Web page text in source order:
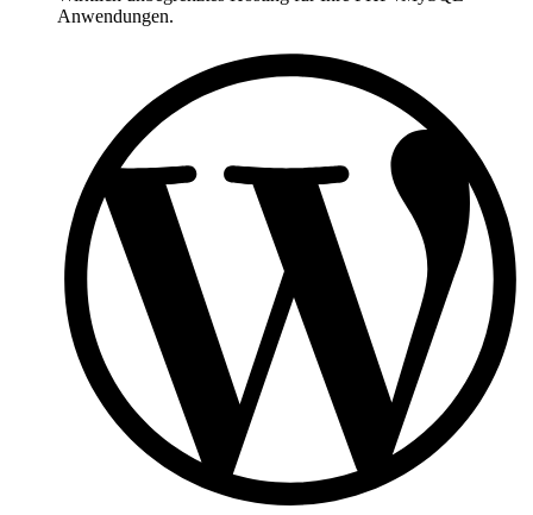
Anwendungen.